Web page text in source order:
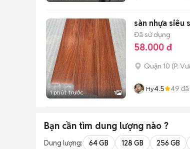
1 phút trước 1
sàn nhựa siêu
Đã sử dụng
58.000 đ
Quận 10 (P.
Hy4.5 49
Bạn cần tìm dung lượng nào ?
Dung lượng: 64 GB 128 GB 256 GB